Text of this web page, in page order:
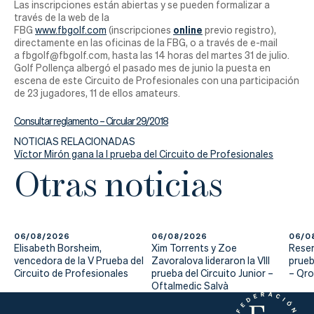
Actualidad
Tienda
Las inscripciones están abiertas y se pueden formalizar a
través de la web de la
FBG www.fbgolf.com (inscripciones online previo registro),
directamente en las oficinas de la FBG, o a través de e-mail
a fbgolf@fbgolf.com, hasta las 14 horas del martes 31 de julio.
Golf Pollença albergó el pasado mes de junio la puesta en
escena de este Circuito de Profesionales con una participación
de 23 jugadores, 11 de ellos amateurs.
Consultar reglamento –Circular 29/2018
NOTICIAS RELACIONADAS
Víctor Mirón gana la I prueba del Circuito de Profesionales
Otras noticias
06/08/2026
Elisabeth Borsheim,
vencedora de la V Prueba del
Circuito de Profesionales
06/08/2026
Xim Torrents y Zoe
Zavoralova lideraron la VIII
prueba del Circuito Junior –
Oftalmedic Salvà
06/
–